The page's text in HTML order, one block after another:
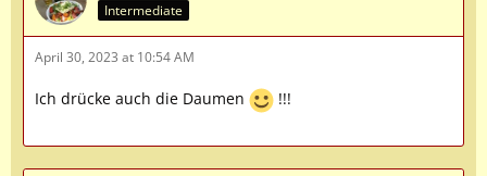
Intermediate
April 30, 2023 at 10:54 AM
Ich drücke auch die Daumen !!!